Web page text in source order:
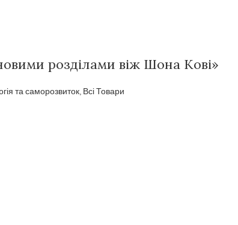
розділами віж Шона Кові»
та саморозвиток, Всі Товари